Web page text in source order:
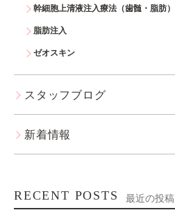
幹細胞上清液注入療法（歯髄・脂肪）
脂肪注入
ゼオスキン
スタッフブログ
新着情報
RECENT POSTS 最近の投稿